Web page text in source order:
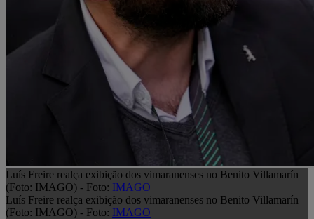
Luís Freire realça exibição dos vimaranenses no Benito Villamarín
(Foto: IMAGO) - Foto: IMAGO
Luís Freire realça exibição dos vimaranenses no Benito Villamarín
(Foto: IMAGO) - Foto: IMAGO